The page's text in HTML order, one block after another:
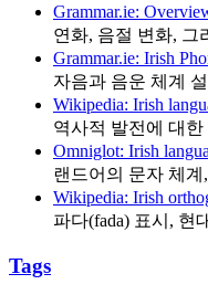
Grammar.ie:
연화, 음절 변화, 그
Grammar.ie: Irish
자음과 음운 체계
Wikipedia: Irish
역사적 발전에 대한
Omniglot: Irish
랜드어의 문자 체
Wikipedia: Irish
파다(fada) 표시, 현
Tags